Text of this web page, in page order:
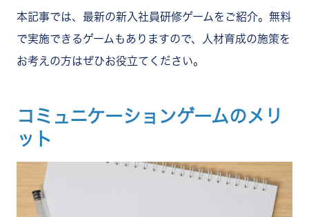
本記事では、最新の新入社員研修ゲームをご紹介。無料
で実施できるゲームもありますので、人材育成の施策を
お考えの方はぜひお役立てください。
コミュニケーションゲームのメリ
ット